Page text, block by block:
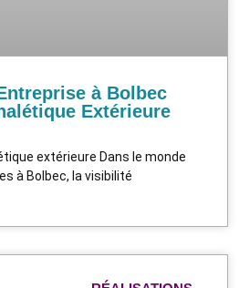
à Bolbec
Extérieure
extérieure Dans le monde
à Bolbec, la visibilité